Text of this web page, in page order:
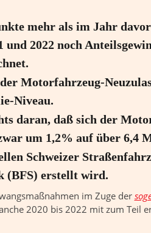
mehr als im Jahr
und 2022 noch
Motorfahrzeug-
Niveau.
daran, daß sich der
um 1,2% auf über 6,4
Schweizer
(BFS) erstellt wird.
im Zuge der
2020 bis 2022 mit zum Teil